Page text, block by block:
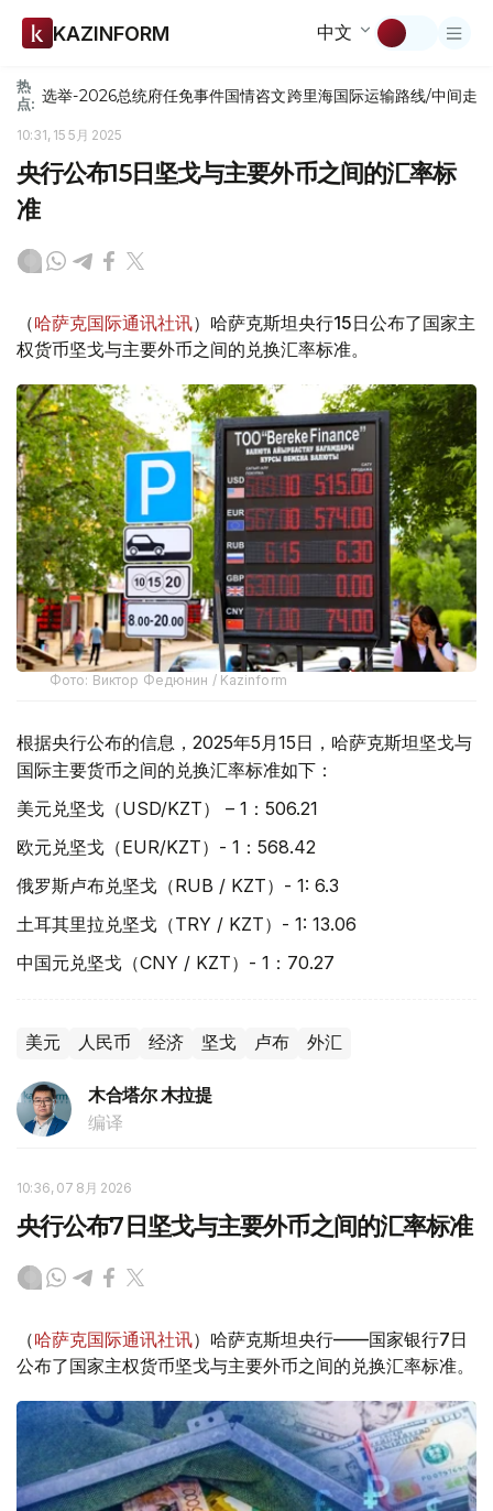
KAZINFORM 中文
热
点: 选举-2026总统府任免事件国情咨文跨里海国际运输路线/中间走廊
10:31, 15 5月 2025
央行公布15日坚戈与主要外币之间的汇率标
准
（哈萨克国际通讯社讯）哈萨克斯坦央行15日公布了国家主
权货币坚戈与主要外币之间的兑换汇率标准。
Фото: Виктор Федюнин / Kazinform
根据央行公布的信息，2025年5月15日，哈萨克斯坦坚戈与
国际主要货币之间的兑换汇率标准如下：
美元兑坚戈（USD/KZT） – 1：506.21
欧元兑坚戈（EUR/KZT）- 1：568.42
俄罗斯卢布兑坚戈（RUB / KZT）- 1: 6.3
土耳其里拉兑坚戈（TRY / KZT）- 1: 13.06
中国元兑坚戈（CNY / KZT）- 1：70.27
美元 人民币 经济 坚戈 卢布 外汇
木合塔尔 木拉提
编译
10:36, 07 8月 2026
央行公布7日坚戈与主要外币之间的汇率标准
（哈萨克国际通讯社讯）哈萨克斯坦央行——国家银行7日
公布了国家主权货币坚戈与主要外币之间的兑换汇率标准。